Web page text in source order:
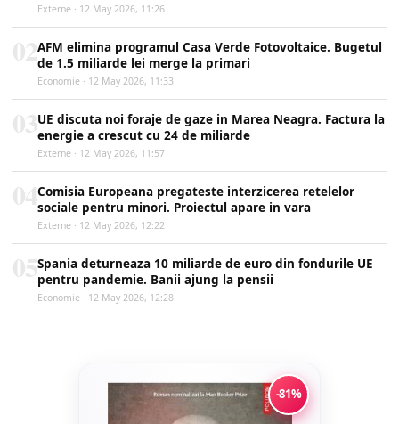
Externe · 12 May 2026, 11:26
AFM elimina programul Casa Verde Fotovoltaice. Bugetul
de 1.5 miliarde lei merge la primari
Economie · 12 May 2026, 11:33
UE discuta noi foraje de gaze in Marea Neagra. Factura la
energie a crescut cu 24 de miliarde
Externe · 12 May 2026, 11:57
Comisia Europeana pregateste interzicerea retelelor
sociale pentru minori. Proiectul apare in vara
Externe · 12 May 2026, 12:22
Spania deturneaza 10 miliarde de euro din fondurile UE
pentru pandemie. Banii ajung la pensii
Economie · 12 May 2026, 12:28
-81%